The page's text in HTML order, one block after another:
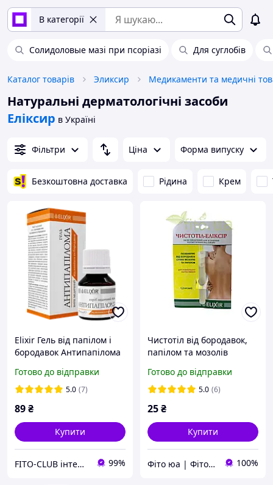
В категорії
Солидоловые мазі при псоріазі Для суглобів
Каталог товарів Эликсир Медикаменти та медичні
Натуральні дерматологічні засоби
Еліксир в Україні
Фільтри Ціна Форма випуску
Безкоштовна доставка Рідина Крем
Elixir Гель від папілом і
бородавок Антипапілома
Готово до відправки
5.0 (7)
89₴
Купити
FITO-CLUB інтернет-магазин 99%
Чистотіл від бородавок,
папілом та мозолів
Готово до відправки
5.0 (6)
25₴
Купити
Фіто юа | Фітоаптека 100%